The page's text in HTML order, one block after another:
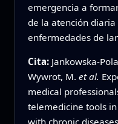
emergencia a
de la atención
enfermedades de
Cita: Jankowska-
Wywrot, M. et al.
medical
telemedicine tools
with chronic